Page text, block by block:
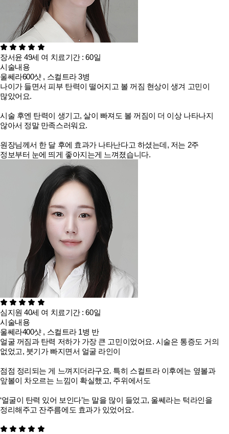
장서윤 49세 여 치료기간 : 60일
시술내용
울쎄라600샷 , 스컬트라 3병
나이가 들면서 피부 탄력이 떨어지고 볼 꺼짐 현상이 생겨 고민이
많았어요.
시술 후엔 탄력이 생기고, 살이 빠져도 볼 꺼짐이 더 이상 나타나지
않아서 정말 만족스러워요.
원장님께서 한 달 후에 효과가 나타난다고 하셨는데, 저는 2주
정보부터 눈에 띄게 좋아지는게 느껴졌습니다.
심지원 40세 여 치료기간 : 60일
시술내용
울쎄라400샷 , 스컬트라 1병 반
얼굴 꺼짐과 탄력 저하가 가장 큰 고민이었어요. 시술은 통증도 거의
없었고, 붓기가 빠지면서 얼굴 라인이
점점 정리되는 게 느껴지더라구요. 특히 스컬트라 이후에는 옆볼과
앞볼이 차오르는 느낌이 확실했고, 주위에서도
‘얼굴이 탄력 있어 보인다’는 말을 많이 들었고, 울쎄라는 턱라인을
정리해주고 잔주름에도 효과가 있었어요.